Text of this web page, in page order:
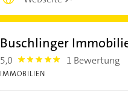
Buschlinger
5,0 5.0 1 Bewertung
IMMOBILIEN